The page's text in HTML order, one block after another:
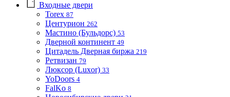
Входные двери
Torex 87
Центурион 262
Мастино (Бульдорс) 53
Дверной континент 49
Цитадель Дверная биржа 219
Ретвизан 79
Люксор (Luxor) 33
YoDoors 4
FalKo 8